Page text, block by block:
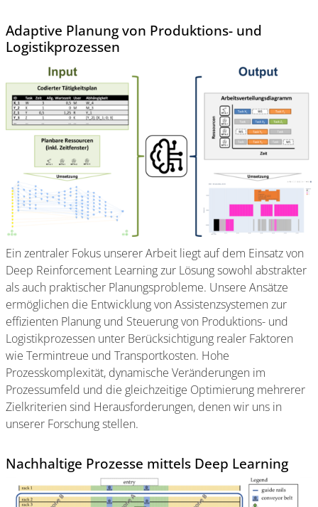
Adaptive Planung von Produktions- und
Logistikprozessen
Ein zentraler Fokus unserer Arbeit liegt auf dem Einsatz von
Deep Reinforcement Learning zur Lösung sowohl abstrakter
als auch praktischer Planungsprobleme. Unsere Ansätze
ermöglichen die Entwicklung von Assistenzsystemen zur
effizienten Planung und Steuerung von Produktions- und
Logistikprozessen unter Berücksichtigung realer Faktoren
wie Termintreue und Transportkosten. Hohe
Prozesskomplexität, dynamische Veränderungen im
Prozessumfeld und die gleichzeitige Optimierung mehrerer
Zielkriterien sind Herausforderungen, denen wir uns in
unserer Forschung stellen.
Nachhaltige Prozesse mittels Deep Learning